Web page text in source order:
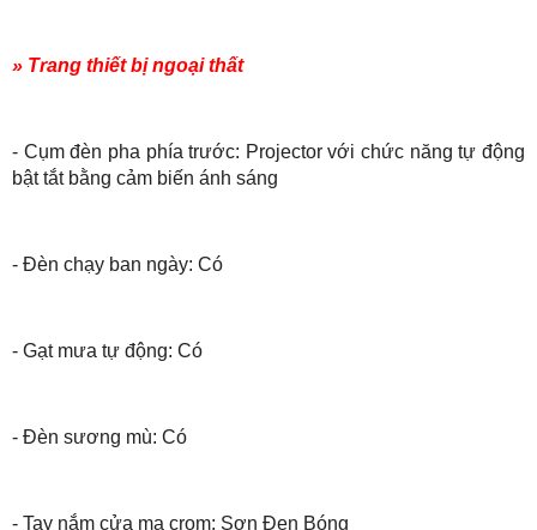
» Trang thiết bị ngoại thất
- Cụm đèn pha phía trước: Projector với chức năng tự động
bật tắt bằng cảm biến ánh sáng
- Đèn chạy ban ngày: Có
- Gạt mưa tự động: Có
- Đèn sương mù: Có
- Tay nắm cửa mạ crom: Sơn Đen Bóng